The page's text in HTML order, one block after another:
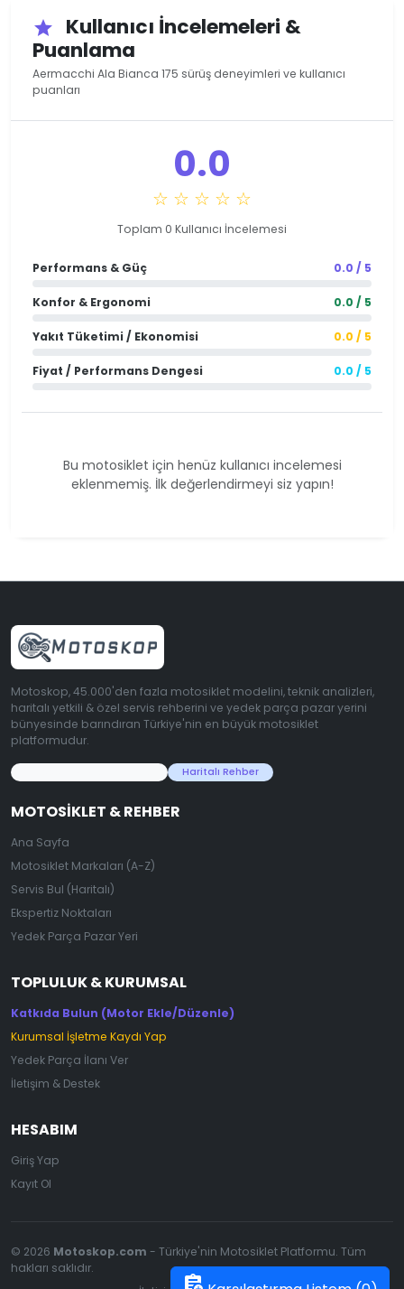
star
Kullanıcı İncelemeleri &
Puanlama
Aermacchi Ala Bianca 175 sürüş deneyimleri ve kullanıcı
puanları
0.0
☆ ☆ ☆ ☆ ☆
Toplam 0 Kullanıcı İncelemesi
Performans & Güç 0.0 / 5
Konfor & Ergonomi 0.0 / 5
Yakıt Tüketimi / Ekonomisi 0.0 / 5
Fiyat / Performans Dengesi 0.0 / 5
Bu motosiklet için henüz kullanıcı incelemesi
eklenmemiş. İlk değerlendirmeyi siz yapın!
assignment_add
Motoskop, 45.000'den fazla motosiklet modelini, teknik analizleri,
haritalı yetkili & özel servis rehberini ve yedek parça pazar yerini
bünyesinde barındıran Türkiye'nin en büyük motosiklet
platformudur.
Haritalı Rehber
MOTOSIKLET & REHBER
Ana Sayfa
Motosiklet Markaları (A-Z)
Servis Bul (Haritalı)
Ekspertiz Noktaları
Yedek Parça Pazar Yeri
TOPLULUK & KURUMSAL
Katkıda Bulun (Motor Ekle/Düzenle)
Kurumsal İşletme Kaydı Yap
Yedek Parça İlanı Ver
İletişim & Destek
HESABIM
Giriş Yap
Kayıt Ol
© 2026 Motoskop.com - Türkiye'nin Motosiklet Platformu. Tüm
hakları saklıdır.